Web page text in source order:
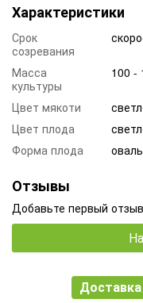
Характеристики
Срок
созревания
Масса
культуры
100 -
Цвет мякоти
Цвет плода
Форма плода
Отзывы
Добавьте первый отзыв
Доставка